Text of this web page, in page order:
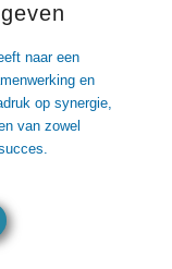
naar een
en
op synergie,
van zowel